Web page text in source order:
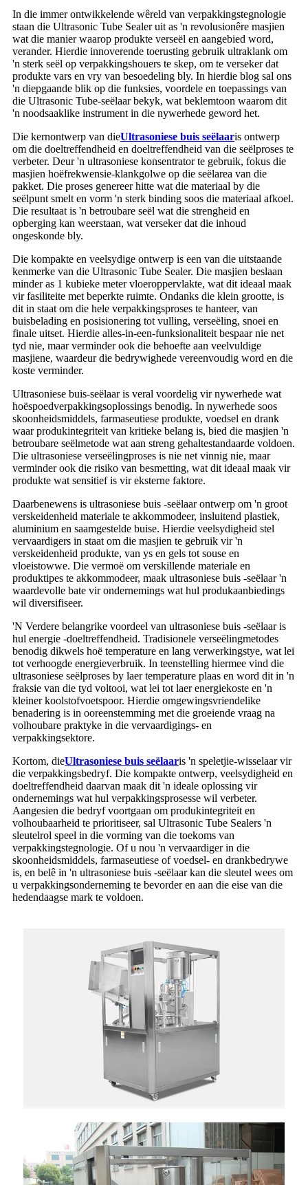
In die immer ontwikkelende wêreld van verpakkingstegnologie
staan ​​die Ultrasonic Tube Sealer uit as 'n revolusionêre masjien
wat die manier waarop produkte verseël en aangebied word,
verander. Hierdie innoverende toerusting gebruik ultraklank om
'n sterk seël op verpakkingshouers te skep, om te verseker dat
produkte vars en vry van besoedeling bly. In hierdie blog sal ons
'n diepgaande blik op die funksies, voordele en toepassings van
die Ultrasonic Tube-seëlaar bekyk, wat beklemtoon waarom dit
'n noodsaaklike instrument in die nywerhede geword het.
Die kernontwerp van dieUltrasoniese buis seëlaaris ontwerp
om die doeltreffendheid en doeltreffendheid van die seëlproses te
verbeter. Deur 'n ultrasoniese konsentrator te gebruik, fokus die
masjien hoëfrekwensie-klankgolwe op die seëlarea van die
pakket. Die proses genereer hitte wat die materiaal by die
seëlpunt smelt en vorm 'n sterk binding soos die materiaal afkoel.
Die resultaat is 'n betroubare seël wat die strengheid en
opberging kan weerstaan, wat verseker dat die inhoud
ongeskonde bly.
Die kompakte en veelsydige ontwerp is een van die uitstaande
kenmerke van die Ultrasonic Tube Sealer. Die masjien beslaan
minder as 1 kubieke meter vloeroppervlakte, wat dit ideaal maak
vir fasiliteite met beperkte ruimte. Ondanks die klein grootte, is
dit in staat om die hele verpakkingsproses te hanteer, van
buisbelading en posisionering tot vulling, verseëling, snoei en
finale uitset. Hierdie alles-in-een-funksionaliteit bespaar nie net
tyd nie, maar verminder ook die behoefte aan veelvuldige
masjiene, waardeur die bedrywighede vereenvoudig word en die
koste verminder.
Ultrasoniese buis-seëlaar is veral voordelig vir nywerhede wat
hoëspoedverpakkingsoplossings benodig. In nywerhede soos
skoonheidsmiddels, farmaseutiese produkte, voedsel en drank
waar produkintegriteit van kritieke belang is, bied die masjien 'n
betroubare seëlmetode wat aan streng gehaltestandaarde voldoen.
Die ultrasoniese verseëlingproses is nie net vinnig nie, maar
verminder ook die risiko van besmetting, wat dit ideaal maak vir
produkte wat sensitief is vir eksterne faktore.
Daarbenewens is ultrasoniese buis -seëlaar ontwerp om 'n groot
verskeidenheid materiale te akkommodeer, insluitend plastiek,
aluminium en saamgestelde buise. Hierdie veelsydigheid stel
vervaardigers in staat om die masjien te gebruik vir 'n
verskeidenheid produkte, van ys en gels tot souse en
vloeistowwe. Die vermoë om verskillende materiale en
produktipes te akkommodeer, maak ultrasoniese buis -seëlaar 'n
waardevolle bate vir ondernemings wat hul produkaanbiedings
wil diversifiseer.
'N Verdere belangrike voordeel van ultrasoniese buis -seëlaar is
hul energie -doeltreffendheid. Tradisionele verseëlingmetodes
benodig dikwels hoë temperature en lang verwerkingstye, wat lei
tot verhoogde energieverbruik. In teenstelling hiermee vind die
ultrasoniese seëlproses by laer temperature plaas en word dit in 'n
fraksie van die tyd voltooi, wat lei tot laer energiekoste en 'n
kleiner koolstofvoetspoor. Hierdie omgewingsvriendelike
benadering is in ooreenstemming met die groeiende vraag na
volhoubare praktyke in die vervaardigings- en
verpakkingsektore.
Kortom, dieUltrasoniese buis seëlaaris 'n speletjie-wisselaar vir
die verpakkingsbedryf. Die kompakte ontwerp, veelsydigheid en
doeltreffendheid daarvan maak dit 'n ideale oplossing vir
ondernemings wat hul verpakkingsprosesse wil verbeter.
Aangesien die bedryf voortgaan om produkintegriteit en
volhoubaarheid te prioritiseer, sal Ultrasonic Tube Sealers 'n
sleutelrol speel in die vorming van die toekoms van
verpakkingstegnologie. Of u nou 'n vervaardiger in die
skoonheidsmiddels, farmaseutiese of voedsel- en drankbedrywe
is, en belê in 'n ultrasoniese buis -seëlaar kan die sleutel wees om
u verpakkingsonderneming te bevorder en aan die eise van die
hedendaagse mark te voldoen.